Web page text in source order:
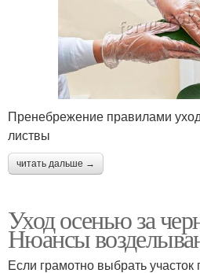
Пренебрежение правилами
листвы
читать дальше →
Уход осенью за
Нюансы
Если грамотно выбрать участок